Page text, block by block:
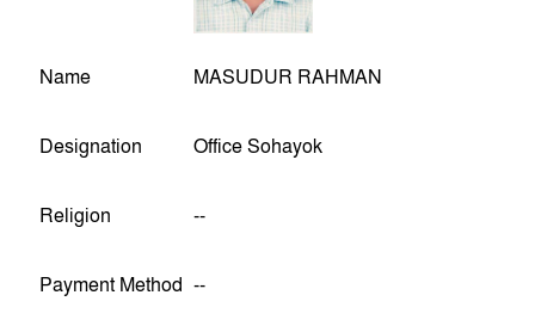
Name MASUDUR RAHMAN
Designation Office Sohayok
Religion --
Payment Method --